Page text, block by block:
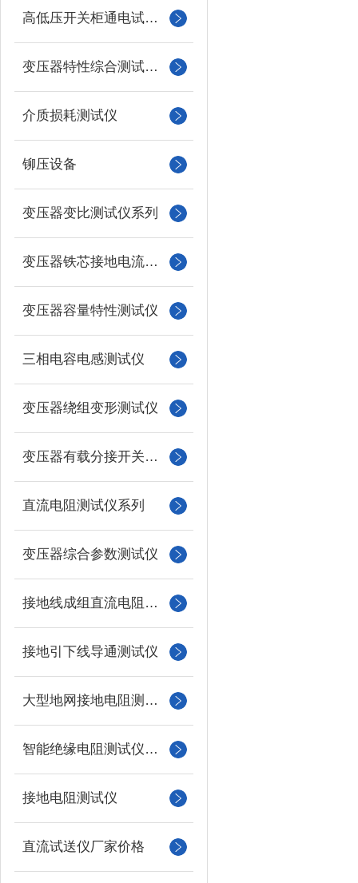
高低压开关柜通电试验台
变压器特性综合测试台系列
介质损耗测试仪
铆压设备
变压器变比测试仪系列
变压器铁芯接地电流测试仪
变压器容量特性测试仪
三相电容电感测试仪
变压器绕组变形测试仪
变压器有载分接开关测试仪
直流电阻测试仪系列
变压器综合参数测试仪
接地线成组直流电阻测试仪
接地引下线导通测试仪
大型地网接地电阻测试仪
智能绝缘电阻测试仪（兆欧表）
接地电阻测试仪
直流试送仪厂家价格